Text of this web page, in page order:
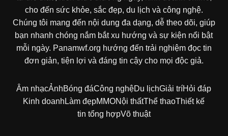
cho đến sức khỏe, sắc đẹp, du lịch và công nghệ.
Chúng tôi mang đến nội dung đa dạng, dễ theo dõi, giúp
bạn nhanh chóng nắm bắt xu hướng và sự kiện nổi bật
mỗi ngày. Panamwf.org hướng đến trải nghiệm đọc tin
đơn giản, tiện lợi và đáng tin cậy cho mọi độc giả.
Âm nhạcẢnhBóng đáCông nghệDu lịchGiải tríHỏi đáp
Kinh doanh Làm đẹpMMONội thấtThể thaoThiết kế
tin tổng hợpVõ thuật